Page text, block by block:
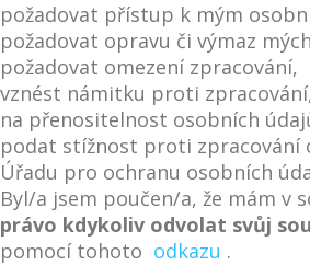
požadovat přístup k mým
požadovat opravu či výmaz
požadovat omezení zpracování,
vznést námitku proti
na přenositelnost osobních
podat stížnost proti zpracování
Úřadu pro ochranu osobních
Byl/a jsem poučen/a, že mám v
právo kdykoliv odvolat svůj
pomocí tohoto odkazu .